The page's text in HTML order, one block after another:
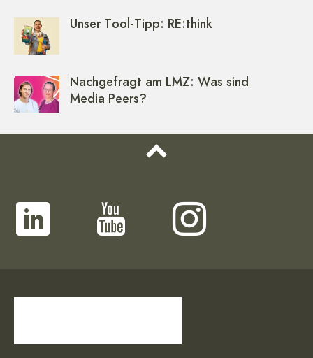
Unser Tool-Tipp: RE:think
Nachgefragt am LMZ: Was sind
Media Peers?